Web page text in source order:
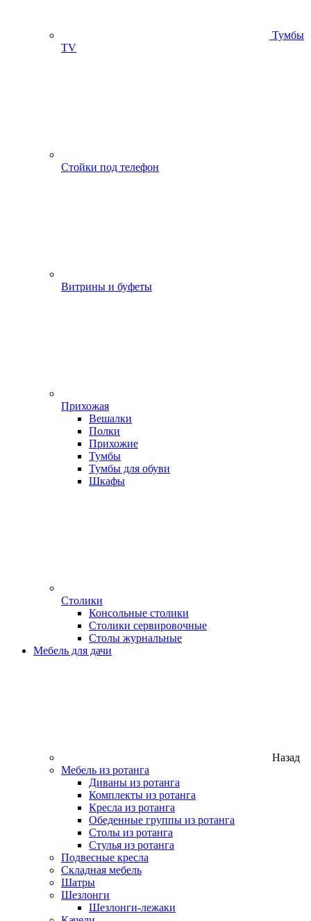
Тумбы
ТV
Стойки под телефон
Витрины и буфеты
Прихожая
Вешалки
Полки
Прихожие
Тумбы
Тумбы для обуви
Шкафы
Столики
Консольные столики
Столики сервировочные
Столы журнальные
Мебель для дачи
Назад
Мебель из ротанга
Диваны из ротанга
Комплекты из ротанга
Кресла из ротанга
Обеденные группы из ротанга
Столы из ротанга
Стулья из ротанга
Подвесные кресла
Складная мебель
Шатры
Шезлонги
Шезлонги-лежаки